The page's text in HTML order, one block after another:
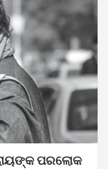
ପରଲୋକ